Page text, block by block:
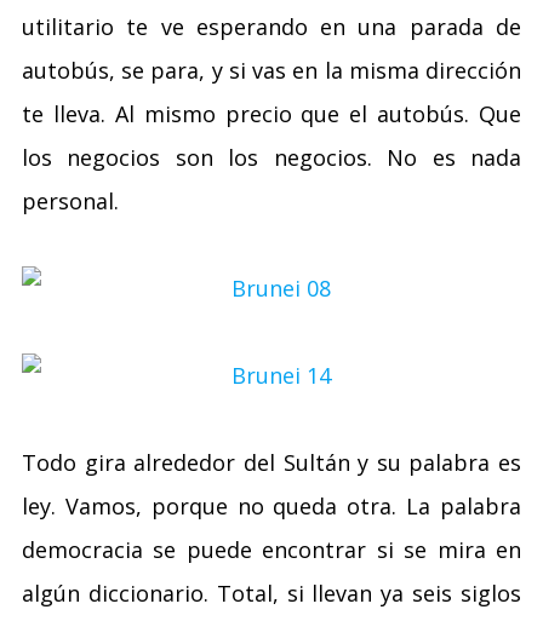
utilitario te ve esperando en una parada de
autobús, se para, y si vas en la misma dirección
te lleva. Al mismo precio que el autobús. Que
los negocios son los negocios. No es nada
personal.
Todo gira alrededor del Sultán y su palabra es
ley. Vamos, porque no queda otra. La palabra
democracia se puede encontrar si se mira en
algún diccionario. Total, si llevan ya seis siglos